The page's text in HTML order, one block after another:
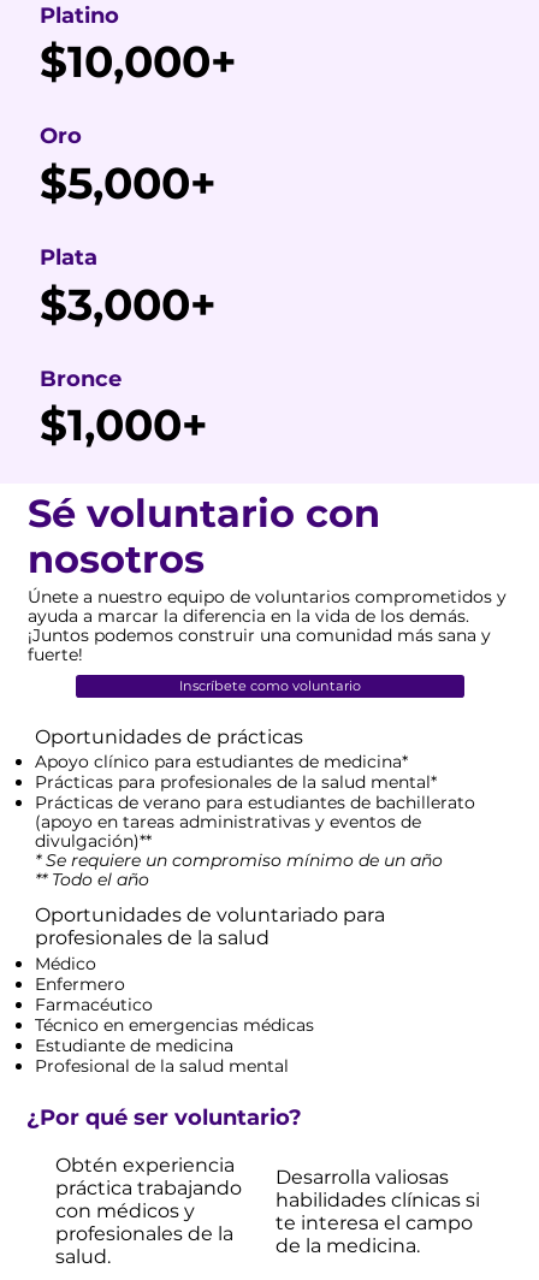
Platino
$10,000+
Oro
$5,000+
Plata
$3,000+
Bronce
$1,000+
Sé voluntario con
nosotros
Únete a nuestro equipo de voluntarios comprometidos y
ayuda a marcar la diferencia en la vida de los demás.
¡Juntos podemos construir una comunidad más sana y
fuerte!
Inscríbete como voluntario
Oportunidades de prácticas
Apoyo clínico para estudiantes de medicina*
Prácticas para profesionales de la salud mental*
Prácticas de verano para estudiantes de bachillerato
(apoyo en tareas administrativas y eventos de
divulgación)**
* Se requiere un compromiso mínimo de un año
** Todo el año
Oportunidades de voluntariado para
profesionales de la salud
Médico
Enfermero
Farmacéutico
Técnico en emergencias médicas
Estudiante de medicina
Profesional de la salud mental
¿Por qué ser voluntario?
Obtén experiencia
práctica trabajando
con médicos y
profesionales de la
salud.
Desarrolla valiosas
habilidades clínicas si
te interesa el campo
de la medicina.